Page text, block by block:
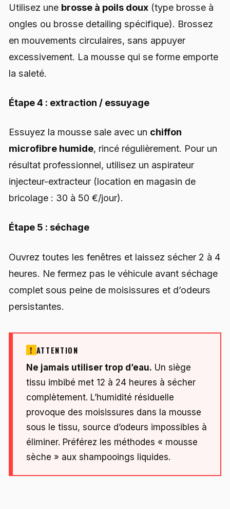
Utilisez une brosse à poils doux (type brosse à
ongles ou brosse detailing spécifique). Brossez
en mouvements circulaires, sans appuyer
excessivement. La mousse qui se forme emporte
la saleté.
Étape 4 : extraction / essuyage
Essuyez la mousse sale avec un chiffon
microfibre humide, rincé régulièrement. Pour un
résultat professionnel, utilisez un aspirateur
injecteur-extracteur (location en magasin de
bricolage : 30 à 50 €/jour).
Étape 5 : séchage
Ouvrez toutes les fenêtres et laissez sécher 2 à 4
heures. Ne fermez pas le véhicule avant séchage
complet sous peine de moisissures et d’odeurs
persistantes.
ATTENTION
Ne jamais utiliser trop d’eau. Un siège
tissu imbibé met 12 à 24 heures à sécher
complètement. L’humidité résiduelle
provoque des moisissures dans la mousse
sous le tissu, source d’odeurs impossibles à
éliminer. Préférez les méthodes « mousse
sèche » aux shampooings liquides.